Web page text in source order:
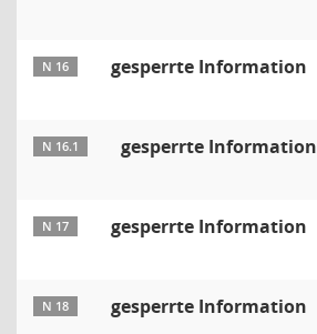
N 16 gesperrte Information
N 16.1 gesperrte Information
N 17 gesperrte Information
N 18 gesperrte Information